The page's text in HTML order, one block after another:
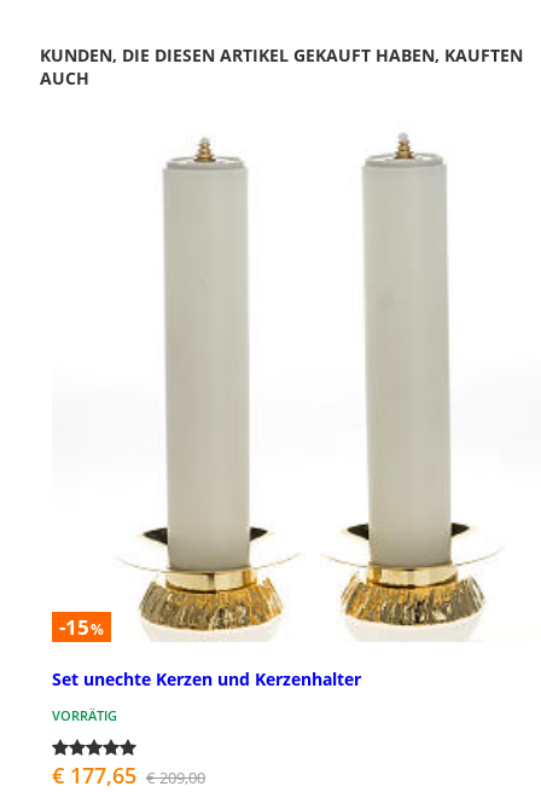
KUNDEN, DIE DIESEN ARTIKEL GEKAUFT HABEN, KAUFTEN
AUCH
-15%
Set unechte Kerzen und Kerzenhalter
VORRÄTIG
€ 177,65 € 209,00